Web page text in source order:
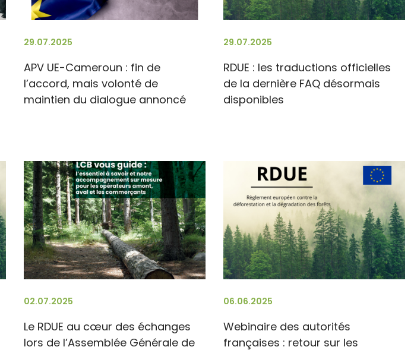
29.07.2025
APV UE-Cameroun : fin de
l’accord, mais volonté de
maintien du dialogue annoncé
29.07.2025
RDUE : les traductions officielles
de la dernière FAQ désormais
disponibles
02.07.2025
Le RDUE au cœur des échanges
lors de l’Assemblée Générale de
06.06.2025
Webinaire des autorités
françaises : retour sur les